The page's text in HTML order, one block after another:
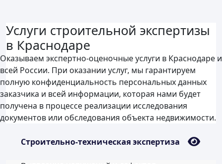
Услуги строительной экспертизы
в Краснодаре
Оказываем экспертно-оценочные услуги в Краснодаре и
всей России. При оказании услуг, мы гарантируем
полную конфиденциальность персональных данных
заказчика и всей информации, которая нами будет
получена в процессе реализации исследования
документов или обследования объекта недвижимости.
Строительно-техническая экспертиза